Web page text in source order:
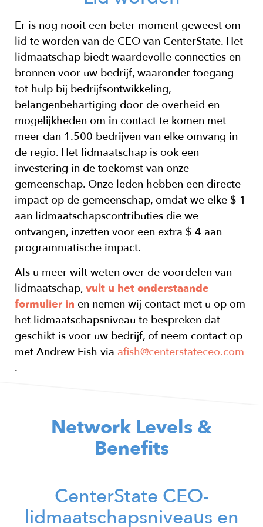
Er is nog nooit een beter moment geweest om
lid te worden van de CEO van CenterState. Het
lidmaatschap biedt waardevolle connecties en
bronnen voor uw bedrijf, waaronder toegang
tot hulp bij bedrijfsontwikkeling,
belangenbehartiging door de overheid en
mogelijkheden om in contact te komen met
meer dan 1.500 bedrijven van elke omvang in
de regio. Het lidmaatschap is ook een
investering in de toekomst van onze
gemeenschap. Onze leden hebben een directe
impact op de gemeenschap, omdat we elke $ 1
aan lidmaatschapscontributies die we
ontvangen, inzetten voor een extra $ 4 aan
programmatische impact.
Als u meer wilt weten over de voordelen van
lidmaatschap, vult u het onderstaande
formulier in en nemen wij contact met u op om
het lidmaatschapsniveau te bespreken dat
geschikt is voor uw bedrijf, of neem contact op
met Andrew Fish via afish@centerstateceo.com
.
Network Levels &
Benefits
Headline
CenterState CEO-
lidmaatschapsniveaus en